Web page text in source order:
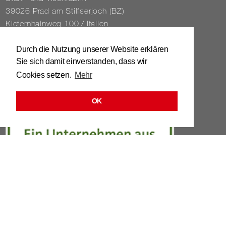
Durch die Nutzung unserer Website erklären
Sie sich damit einverstanden, dass wir
Cookies setzen. Mehr
OK
39026 Prad am Stilfs­er­joch (BZ)
Kie­fern­hain­weg 100 / Ita­li­en
Tel. 0039 / 0473 / 61 62 43
info@​stuhl.​it